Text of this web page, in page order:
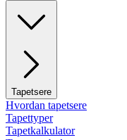
Tapetsere
Hvordan tapetsere
Tapettyper
Tapetkalkulator